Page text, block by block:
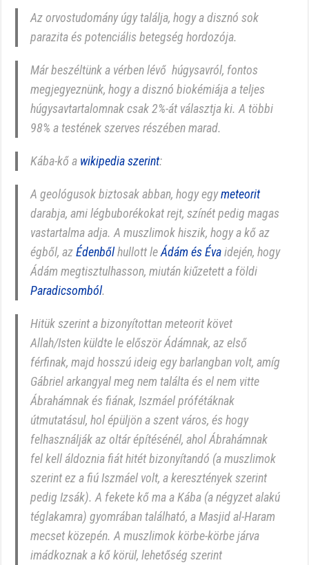
Az orvostudomány úgy találja, hogy a disznó sok
parazita és potenciális betegség hordozója.
Már beszéltünk a vérben lévő húgysavról, fontos
megjegyeznünk, hogy a disznó biokémiája a teljes
húgysavtartalomnak csak 2%-át választja ki. A többi
98% a testének szerves részében marad.
Kába-kő a wikipedia szerint:
A geológusok biztosak abban, hogy egymeteorit
darabja, ami légbuborékokat rejt, színét pedig magas
vastartalma adja. A muszlimok hiszik, hogy a kő az
égből, azÉdenbőlhullott leÁdám és Évaidején, hogy
Ádám megtisztulhasson, miután kiűzetett a földi
Paradicsomból.
Hitük szerint a bizonyítottan meteorit követ
Allah/Isten küldte le először Ádámnak, az első
férfinak, majd hosszú ideig egy barlangban volt, amíg
Gábriel arkangyal meg nem találta és el nem vitte
Ábrahámnak és fiának, Iszmáel prófétáknak
útmutatásul, hol épüljön a szent város, és hogy
felhasználják az oltár építésénél, ahol Ábrahámnak
fel kell áldoznia fiát hitét bizonyítandó (a muszlimok
szerint ez a fiú Iszmáel volt, a keresztények szerint
pedig Izsák). A fekete kő ma a Kába (a négyzet alakú
téglakamra) gyomrában található, a Masjid al-Haram
mecset közepén. A muszlimok körbe-körbe járva
imádkoznak a kő körül, lehetőség szerint